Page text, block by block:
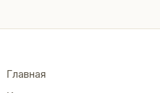
Главная